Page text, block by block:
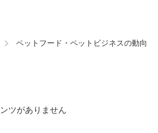
ペットフード・ペットビジネスの動向
ツがありません